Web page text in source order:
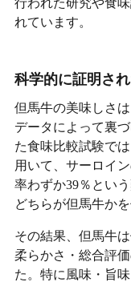
行われた研究や食
れています。
科学的に証明さ
但馬牛の美味しさ
データによって裏
た食味比較試験で
用いて、サーロイ
率わずか39％とい
どちらが但馬牛か
その結果、但馬牛
柔らかさ・総合評
た。特に風味・旨